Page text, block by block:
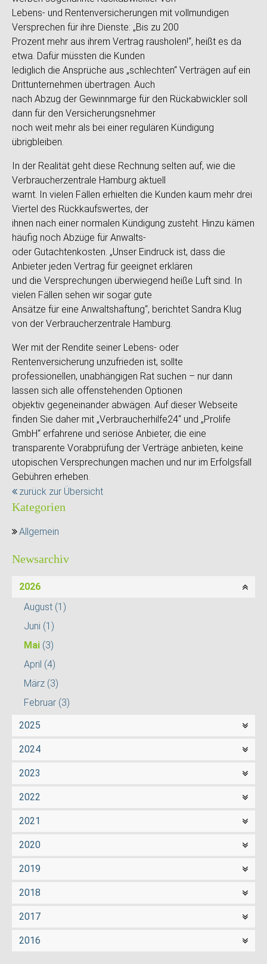
Lebens- und Rentenversicherungen mit vollmundigen
Versprechen für ihre Dienste: „Bis zu 200
Prozent mehr aus ihrem Vertrag rausholen!“, heißt es da
etwa. Dafür müssten die Kunden
lediglich die Ansprüche aus „schlechten“ Verträgen auf ein
Drittunternehmen übertragen. Auch
nach Abzug der Gewinnmarge für den Rückabwickler soll
dann für den Versicherungsnehmer
noch weit mehr als bei einer regulären Kündigung
übrigbleiben.
In der Realität geht diese Rechnung selten auf, wie die
Verbraucherzentrale Hamburg aktuell
warnt. In vielen Fällen erhielten die Kunden kaum mehr drei
Viertel des Rückkaufswertes, der
ihnen nach einer normalen Kündigung zusteht. Hinzu kämen
häufig noch Abzüge für Anwalts-
oder Gutachtenkosten. „Unser Eindruck ist, dass die
Anbieter jeden Vertrag für geeignet erklären
und die Versprechungen überwiegend heiße Luft sind. In
vielen Fällen sehen wir sogar gute
Ansätze für eine Anwaltshaftung“, berichtet Sandra Klug
von der Verbraucherzentrale Hamburg.
Wer mit der Rendite seiner Lebens- oder
Rentenversicherung unzufrieden ist, sollte
professionellen, unabhängigen Rat suchen – nur dann
lassen sich alle offenstehenden Optionen
objektiv gegeneinander abwägen. Auf dieser Webseite
finden Sie daher mit „Verbraucherhilfe24“ und „Prolife
GmbH“ erfahrene und seriöse Anbieter, die eine
transparente Vorabprüfung der Verträge anbieten, keine
utopischen Versprechungen machen und nur im Erfolgsfall
Gebühren erheben.
zurück zur Übersicht
Kategorien
Allgemein
Newsarchiv
2026
August (1)
Juni (1)
Mai (3)
April (4)
März (3)
Februar (3)
2025
2024
2023
2022
2021
2020
2019
2018
2017
2016